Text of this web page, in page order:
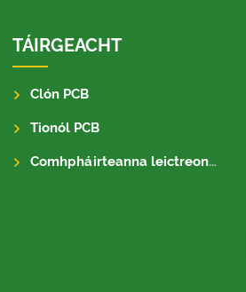
TÁIRGEACHT
Clón PCB
Tionól PCB
Comhpháirteanna leictreonacha